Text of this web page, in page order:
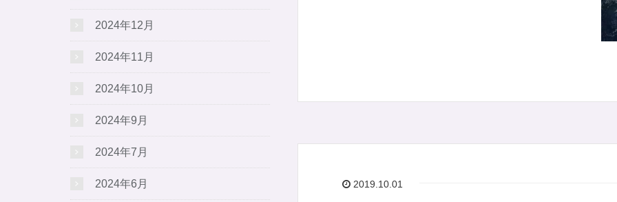
2019.10.01
2024年12月
2024年11月
2024年10月
2024年9月
2024年7月
2024年6月